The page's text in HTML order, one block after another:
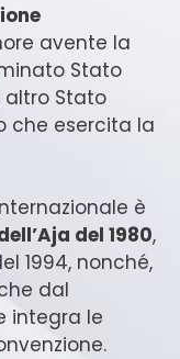
avente la
Stato
Stato
che esercita la
è
del 1980,
1994, nonché,
dal
integra le